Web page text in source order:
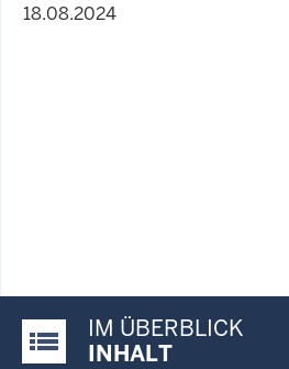
18.08.2024
Justiz-Portal im Überblick:
IM ÜBERBLICK
INHALT